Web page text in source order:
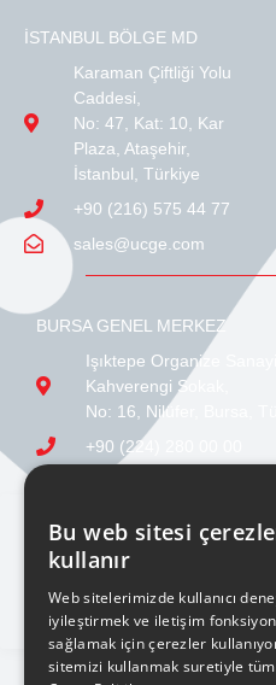
BURSA GENEL MERKEZ
Işıktepe Organize Sanayi
Kahverengi Sokak,
No: 16, Nilüfer, Bursa,
+90 (224) 280 00 00
İSTANBUL BÖLGE MD
Karaman Çiftliği Yolu
Caddesi,
No: 47, Kat: 10, Kar
Plaza, Ataşehir,
İstanbul, Türkiye
+90 (216) 575 44 77
sales@ucge.com
Bu web sitesi
kullanır
Web sitelerimizde kullanıcı
iyileştirmek ve iletişim
sağlamak için çerezler
sitemizi kullanmak suretiyle